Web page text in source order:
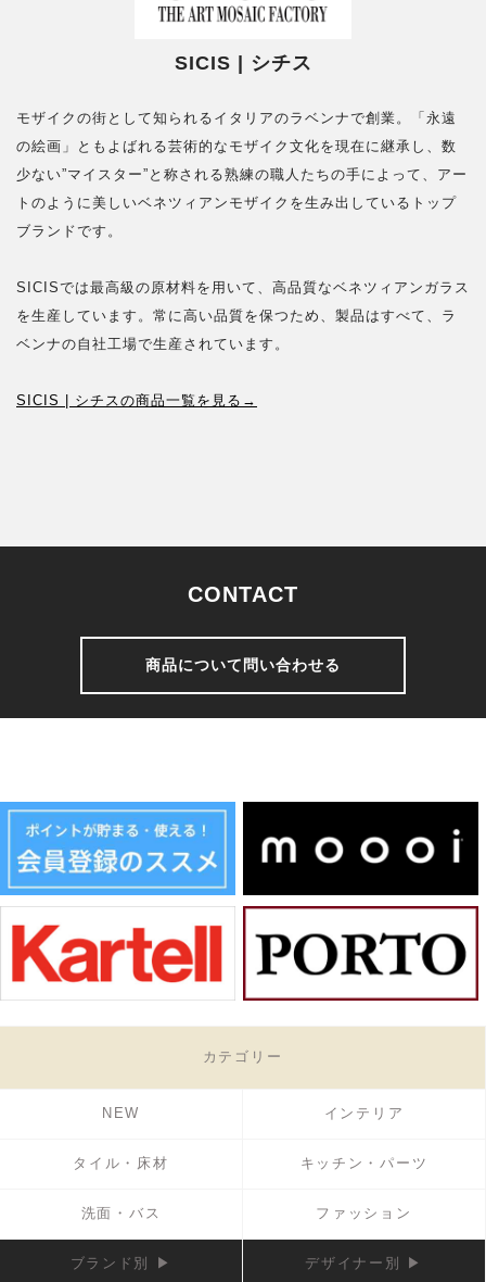
SICIS | シチス
モザイクの街として知られるイタリアのラベンナで創業。「永遠
の絵画」ともよばれる芸術的なモザイク文化を現在に継承し、数
少ない”マイスター”と称される熟練の職人たちの手によって、アー
トのように美しいベネツィアンモザイクを生み出しているトップ
ブランドです。
SICISでは最高級の原材料を用いて、高品質なベネツィアンガラス
を生産しています。常に高い品質を保つため、製品はすべて、ラ
ベンナの自社工場で生産されています。
SICIS | シチスの商品一覧を見る→
CONTACT
商品について問い合わせる
カテゴリー
NEW インテリア
タイル・床材 キッチン・パーツ
洗面・バス ファッション
ブランド別 ▶ デザイナー別 ▶